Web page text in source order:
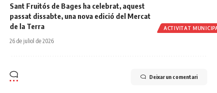
ACTIVITAT
Sant Fruitós de Bages ha celebrat, aquest
passat dissabte, una nova edició del Mercat
de la Terra
26 de juliol de 2026
Deixar un comentari